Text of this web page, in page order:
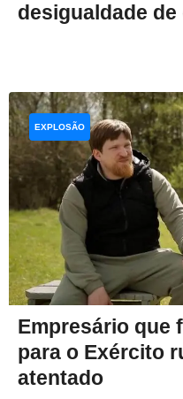
desigualdade de
Empresário que
para o Exército
atentado
EXPLOSÃO